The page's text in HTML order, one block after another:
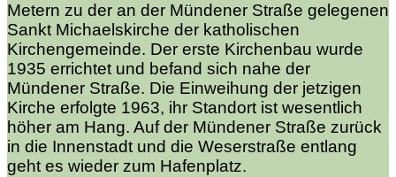
Metern zu der an der Mündener Straße gelegenen
Sankt Michaelskirche der katholischen
Kirchengemeinde. Der erste Kirchenbau wurde
1935 errichtet und befand sich nahe der
Mündener Straße. Die Einweihung der jetzigen
Kirche erfolgte 1963, ihr Standort ist wesentlich
höher am Hang. Auf der Mündener Straße zurück
in die Innenstadt und die Weserstraße entlang
geht es wieder zum Hafenplatz.